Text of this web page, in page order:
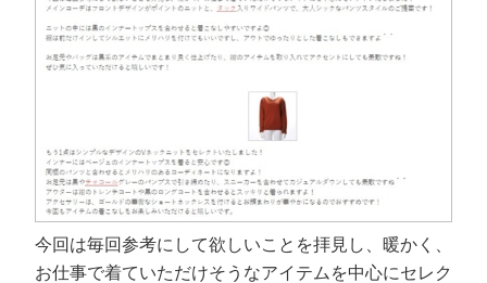
今回は毎回参考にして欲しいことを拝見し、暖かく、
お仕事で着ていただけそうなアイテムを中心にセレク